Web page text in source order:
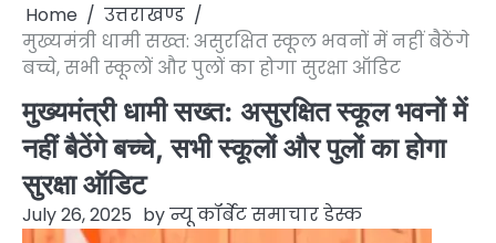
Home
उत्तराखण्ड
मुख्यमंत्री धामी सख्त: असुरक्षित स्कूल भवनों में नहीं बैठेंगे
बच्चे, सभी स्कूलों और पुलों का होगा सुरक्षा ऑडिट
मुख्यमंत्री धामी सख्त: असुरक्षित स्कूल भवनों में
नहीं बैठेंगे बच्चे, सभी स्कूलों और पुलों का होगा
सुरक्षा ऑडिट
July 26, 2025 byन्यू कॉर्बेट समाचार डेस्क